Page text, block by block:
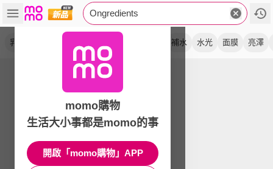
Ongredients
乳液 補水 水光 面膜 亮澤
momo購物
生活大小事都是momo的事
開啟「momo購物」APP